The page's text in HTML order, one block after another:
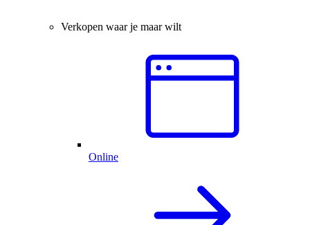
Verkopen waar je maar wilt
Online